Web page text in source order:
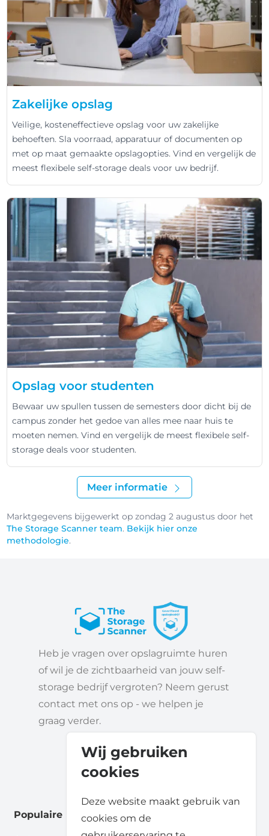
Zakelijke opslag
Veilige, kosteneffectieve opslag voor uw zakelijke
behoeften. Sla voorraad, apparatuur of documenten op
met op maat gemaakte opslagopties. Vind en vergelijk de
meest flexibele self-storage deals voor uw bedrijf.
Opslag voor studenten
Bewaar uw spullen tussen de semesters door dicht bij de
campus zonder het gedoe van alles mee naar huis te
moeten nemen. Vind en vergelijk de meest flexibele self-
storage deals voor studenten.
Meer informatie
Marktgegevens bijgewerkt op zondag 2 augustus door het
The Storage Scanner team. Bekijk hier onze
methodologie.
Wij gebruiken
cookies
Deze website maakt gebruik van
cookies om de
Heb je vragen over opslagruimte huren
of wil je de zichtbaarheid van jouw self-
storage bedrijf vergroten? Neem gerust
contact met ons op - we helpen je
graag verder.
Populaire locaties